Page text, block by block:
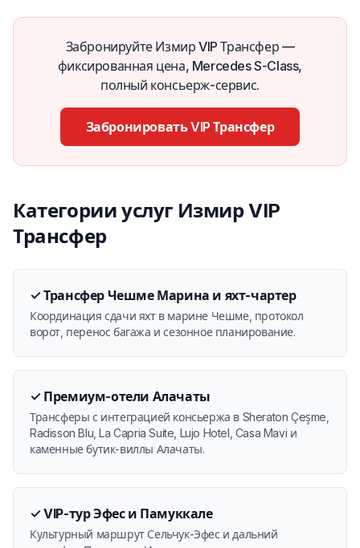
Забронируйте Измир VIP Трансфер —
фиксированная цена, Mercedes S-Class,
полный консьерж-сервис.
Забронировать VIP Трансфер
Категории услуг Измир VIP
Трансфер
✓Трансфер Чешме Марина и яхт-чартер
Координация сдачи яхт в марине Чешме, протокол
ворот, перенос багажа и сезонное планирование.
✓ Премиум-отели Алачаты
Трансферы с интеграцией консьержа в Sheraton Çeşme,
Radisson Blu, La Capria Suite, Lujo Hotel, Casa Mavi и
каменные бутик-виллы Алачаты.
✓VIP-тур Эфес и Памуккале
Культурный маршрут Сельчук-Эфес и дальний